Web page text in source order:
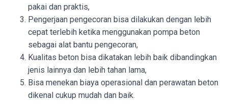
pakai dan praktis,
Pengerjaan pengecoran bisa dilakukan dengan lebih
cepat terlebih ketika menggunakan pompa beton
sebagai alat bantu pengecoran,
Kualitas beton bisa dikatakan lebih baik dibandingkan
jenis lainnya dan lebih tahan lama,
Bisa menekan biaya operasional dan perawatan beton
dikenal cukup mudah dan baik.